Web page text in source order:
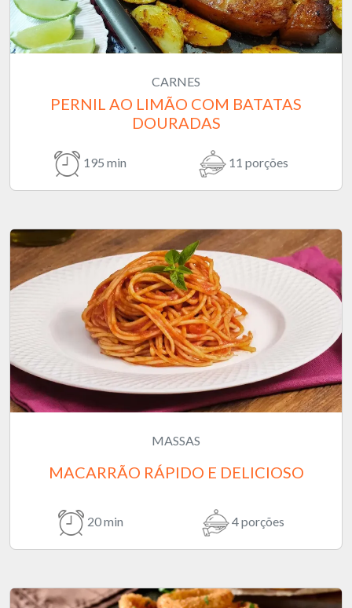
CARNES
PERNIL AO LIMÃO COM BATATAS
DOURADAS
195 min 11 porções
MASSAS
MACARRÃO RÁPIDO E DELICIOSO
20 min 4 porções